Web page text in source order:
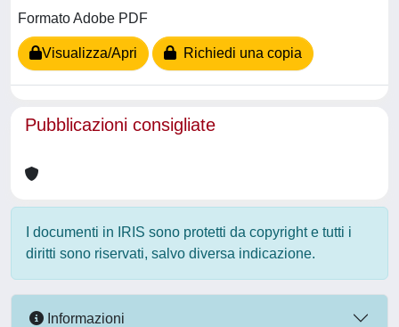
Formato Adobe PDF
Visualizza/Apri Richiedi una copia
Pubblicazioni consigliate
I documenti in IRIS sono protetti da copyright e tutti i
diritti sono riservati, salvo diversa indicazione.
Informazioni